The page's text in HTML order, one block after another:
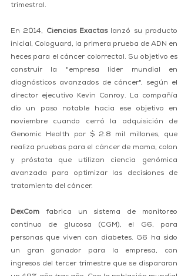
trimestral.
En 2014, Ciencias Exactas lanzó su producto
inicial, Cologuard, la primera prueba de ADN en
heces para el cáncer colorrectal. Su objetivo es
construir la "empresa líder mundial en
diagnósticos avanzados de cáncer", según el
director ejecutivo Kevin Conroy. La compañía
dio un paso notable hacia ese objetivo en
noviembre cuando cerró la adquisición de
Genomic Health por $ 2.8 mil millones, que
realiza pruebas para el cáncer de mama, colon
y próstata que utilizan ciencia genómica
avanzada para optimizar las decisiones de
tratamiento del cáncer.
DexCom fabrica un sistema de monitoreo
continuo de glucosa (CGM), el G6, para
personas que viven con diabetes. G6 ha sido
un gran ganador para la empresa, con
ingresos del tercer trimestre que se dispararon